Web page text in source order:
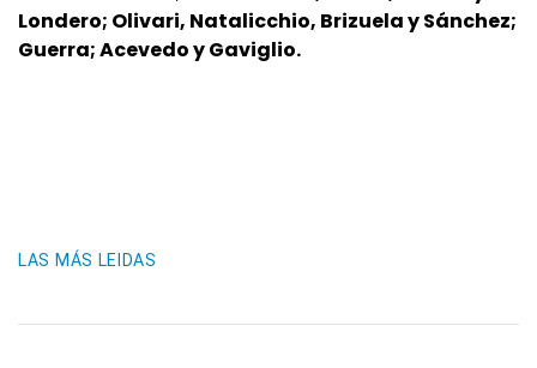
Londero; Olivari, Natalicchio, Brizuela y Sánchez;
Guerra; Acevedo y Gaviglio.
LAS MÁS LEIDAS